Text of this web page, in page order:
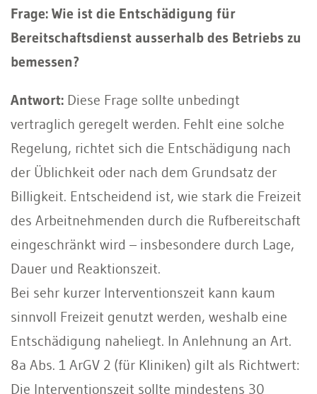
Frage: Wie ist die Entschädigung für
Bereitschaftsdienst ausserhalb des Betriebs zu
bemessen?
Antwort: Diese Frage sollte unbedingt
vertraglich geregelt werden. Fehlt eine solche
Regelung, richtet sich die Entschädigung nach
der Üblichkeit oder nach dem Grundsatz der
Billigkeit. Entscheidend ist, wie stark die Freizeit
des Arbeitnehmenden durch die Rufbereitschaft
eingeschränkt wird – insbesondere durch Lage,
Dauer und Reaktionszeit.
Bei sehr kurzer Interventionszeit kann kaum
sinnvoll Freizeit genutzt werden, weshalb eine
Entschädigung naheliegt. In Anlehnung an Art.
8a Abs. 1 ArGV 2 (für Kliniken) gilt als Richtwert:
Die Interventionszeit sollte mindestens 30